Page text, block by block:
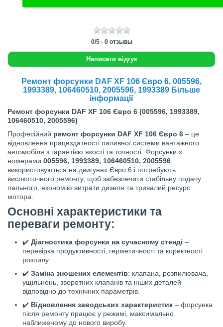
0/5- 0отзывы
Написати відгук
Ремонт форсунки DAF XF 106 Євро 6, 005596,
1993389, 106460510, 2005596, 1993389 Більше
інформації
Ремонт форсунки DAF XF 106 Євро 6 (005596, 1993389,
106460510, 2005596)
Професійний ремонт форсунки DAF XF 106 Євро 6 – це
відновлення працездатності паливної системи вантажного
автомобіля з гарантією якості та точності. Форсунки з
номерами 005596, 1993389, 106460510, 2005596
використовуються на двигунах Євро 6 і потребують
високоточного ремонту, щоб забезпечити стабільну подачу
пального, економію витрати дизеля та тривалий ресурс
мотора.
Основні характеристики та
переваги ремонту:
✔️ Діагностика форсунки на сучасному стенді –
перевірка продуктивності, герметичності та коректності
розпилу.
✔️ Заміна зношених елементів: клапана, розпилювача,
ущільнень, зворотних клапанів та інших деталей
відповідно до технічних параметрів.
✔️ Відновлення заводських характеристик – форсунка
після ремонту працює у режимі, максимально
наближеному до нового виробу.